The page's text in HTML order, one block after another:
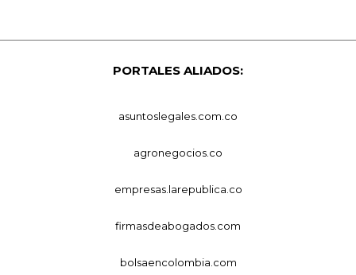
PORTALES ALIADOS:
asuntoslegales.com.co
agronegocios.co
empresas.larepublica.co
firmasdeabogados.com
bolsaencolombia.com